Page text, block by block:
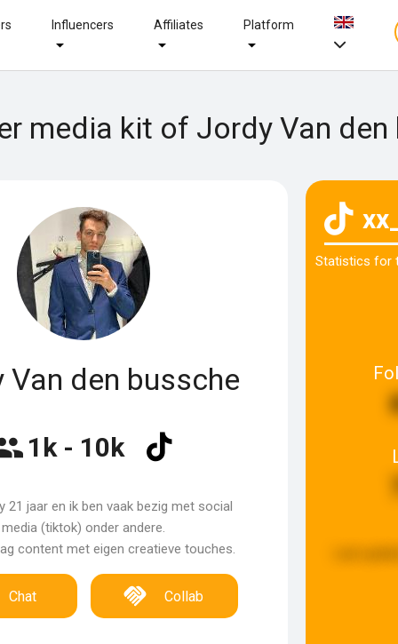
Influencers Affiliates Platform
media kit of Jordy Van den
Van den bussche
1k - 10k
21 jaar en ik ben vaak bezig met social
media (tiktok) onder andere.
content met eigen creatieve touches.
Chat Collab
Statistics for